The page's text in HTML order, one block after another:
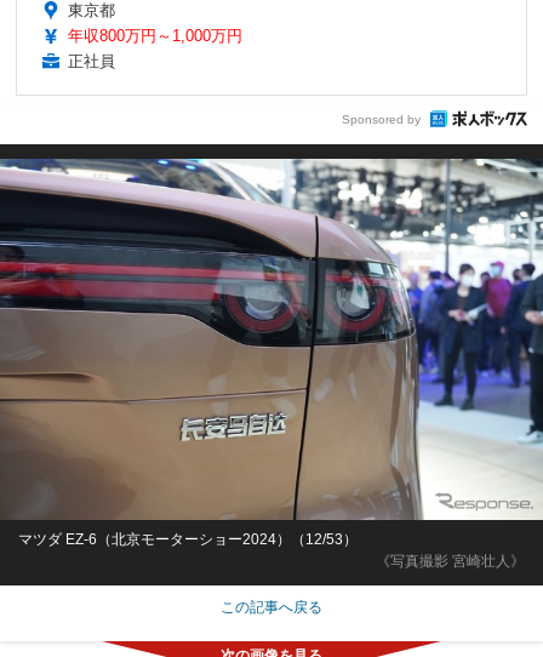
東京都
年収800万円～1,000万円
正社員
Sponsored by
《写真撮影 宮崎壮人》
マツダ EZ-6（北京モーターショー2024）（12/53）
この記事へ戻る